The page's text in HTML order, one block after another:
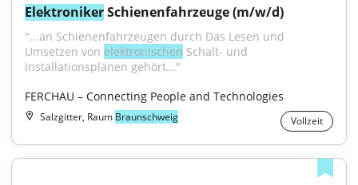
Elektroniker Schienenfahrzeuge (m/w/d)
"...an Schienenfahrzeugen durch Das Lesen und
Umsetzen von elektronischen Schalt- und
Installationsplänen gehört..."
FERCHAU – Connecting People and Technologies
Salzgitter, Raum Braunschweig Vollzeit